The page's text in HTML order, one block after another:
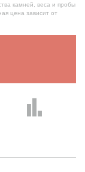
камней, веса и пробы
цена зависит от